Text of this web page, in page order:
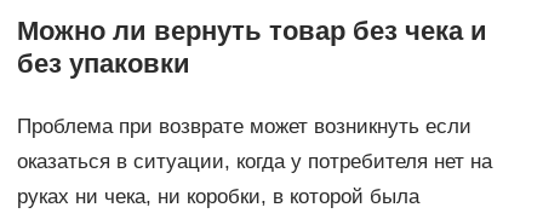
Можно ли вернуть товар без чека и
без упаковки
Проблема при возврате может возникнуть если
оказаться в ситуации, когда у потребителя нет на
руках ни чека, ни коробки, в которой была